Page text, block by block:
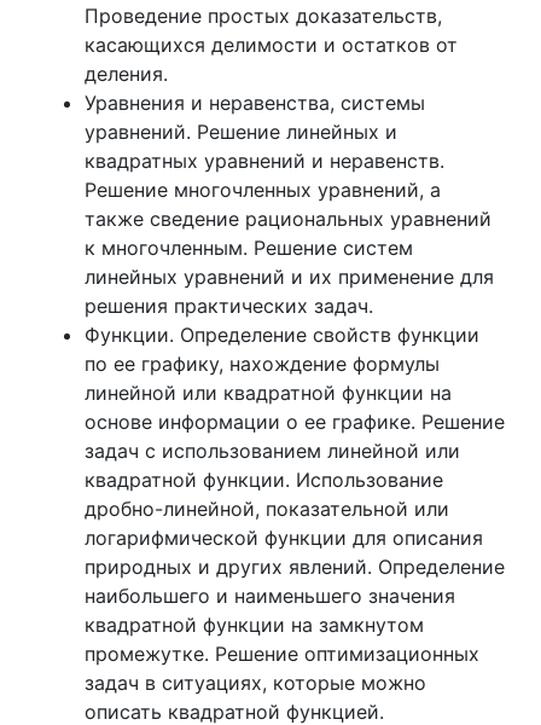
Проведение простых доказательств,
касающихся делимости и остатков от
деления.
Уравнения и неравенства, системы
уравнений. Решение линейных и
квадратных уравнений и неравенств.
Решение многочленных уравнений, а
также сведение рациональных уравнений
к многочленным. Решение систем
линейных уравнений и их применение для
решения практических задач.
Функции. Определение свойств функции
по ее графику, нахождение формулы
линейной или квадратной функции на
основе информации о ее графике. Решение
задач с использованием линейной или
квадратной функции. Использование
дробно-линейной, показательной или
логарифмической функции для описания
природных и других явлений. Определение
наибольшего и наименьшего значения
квадратной функции на замкнутом
промежутке. Решение оптимизационных
задач в ситуациях, которые можно
описать квадратной функцией.